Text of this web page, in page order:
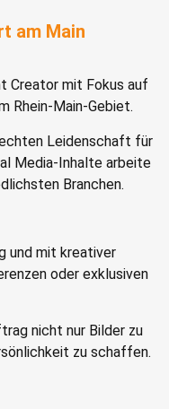
am Main
Creator mit Fokus auf
Rhein-Main-Gebiet.
Leidenschaft für
Media-Inhalte arbeite
Branchen.
und mit kreativer
oder exklusiven
nicht nur Bilder zu
zu schaffen.